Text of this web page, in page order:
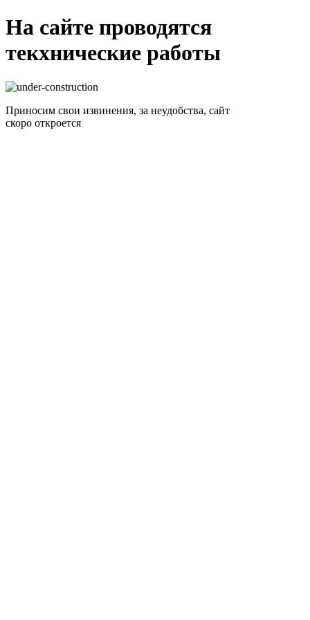
На сайте проводятся
текхнические работы
Приносим свои извинения, за неудобства, сайт
скоро откроется